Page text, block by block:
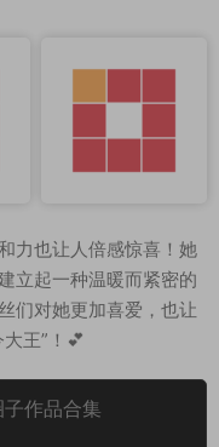
力也让人倍感惊喜！她
立起一种温暖而紧密的
们对她更加喜爱，也让
王”！💕
作品合集